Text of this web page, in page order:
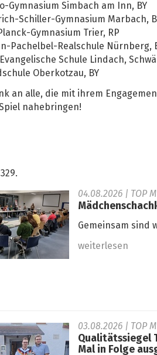
Gymnasium Simbach am Inn, BY
Schiller-Gymnasium Marbach,
Gymnasium Trier, RP
Pachelbel-Realschule Nürnberg,
Schule Lindach,
Oberkotzau, BY
an alle, die mit ihrem
nahebringen!
04.08.2026 | TOP
Gemeinsam sind
weiterlesen
03.08.2026 | TOP
Qualitätssiegel
Mal in Folge